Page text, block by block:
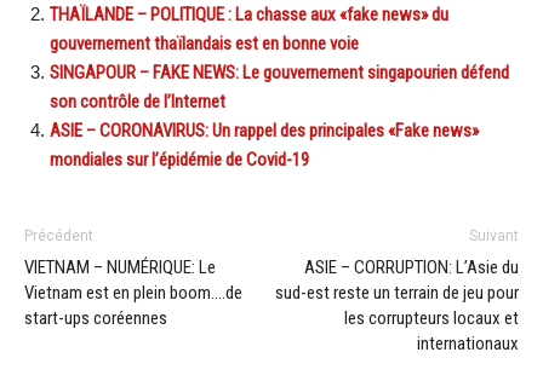
THAÏLANDE – POLITIQUE : La chasse aux «fake news» du
gouvernement thaïlandais est en bonne voie
SINGAPOUR – FAKE NEWS: Le gouvernement singapourien défend
son contrôle de l’Internet
ASIE – CORONAVIRUS: Un rappel des principales «Fake news»
mondiales sur l’épidémie de Covid-19
Précédent
VIETNAM – NUMÉRIQUE: Le
Vietnam est en plein boom….de
start-ups coréennes
Suivant
ASIE – CORRUPTION: L’Asie du
sud-est reste un terrain de jeu pour
les corrupteurs locaux et
internationaux